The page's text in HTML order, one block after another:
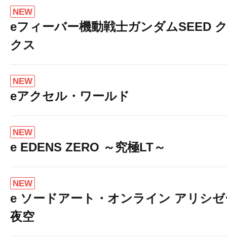
NEW
eフィーバー機動戦士ガンダムSEED
クス
NEW
eアクセル・ワールド
NEW
e EDENS ZERO ～究極LT～
NEW
e ソードアート・オンライン アリシ
夜空